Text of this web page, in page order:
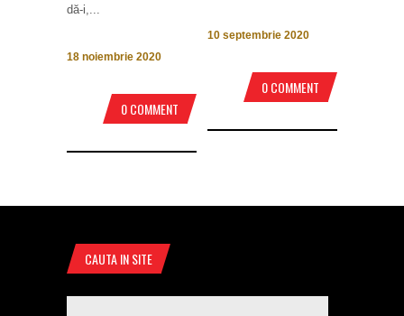
dă-i,...
18 noiembrie 2020
0 COMMENT
10 septembrie 2020
0 COMMENT
CAUTA IN SITE